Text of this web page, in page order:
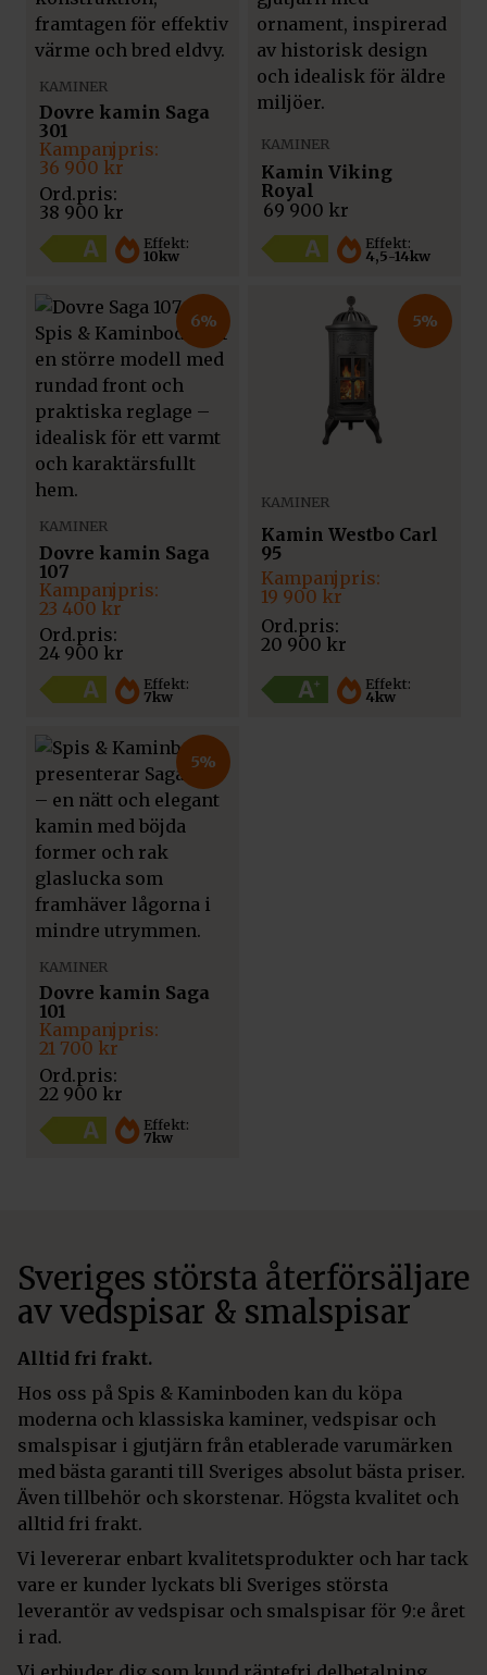
Lägg till i varukorg
murstock DM125
Art.nr. 10020SP
Effekt:
10kw
KAMINER
Dovre kamin Saga
301
38 900 kr
Det
ursprungliga
priset
var:
38
900 kr.
36 900 kr
Det
nuvarande
priset
är:
36
900 kr.
Effekt:
4,5-14kw
KAMINER
Kamin Viking
Royal
69 900 kr
6%
Effekt:
7kw
KAMINER
Dovre kamin Saga
107
24 900 kr
Det
ursprungliga
priset
var:
24
900 kr.
23 400 kr
Det
nuvarande
priset
är:
23
400 kr.
5%
Effekt:
4kw
KAMINER
Kamin Westbo Carl
95
20 900 kr
Det
ursprungliga
priset
var:
20
19 900 kr
Det
nuvarande
priset
är:
19
5%
Effekt:
7kw
KAMINER
Dovre kamin Saga
101
22 900 kr
Det
ursprungliga
priset
var:
22
900 kr.
21 700 kr
Det
nuvarande
priset
är:
21
700 kr.
Sveriges största återförsäljare
av vedspisar & smalspisar
Alltid fri frakt.
Hos oss på Spis & Kaminboden kan du köpa
moderna och klassiska kaminer, vedspisar och
smalspisar i gjutjärn från etablerade varumärken
med bästa garanti till Sveriges absolut bästa priser.
Även tillbehör och skorstenar. Högsta kvalitet och
alltid fri frakt.
Vi levererar enbart kvalitetsprodukter och har tack
vare er kunder lyckats bli Sveriges största
leverantör av vedspisar och smalspisar för 9:e året
i rad.